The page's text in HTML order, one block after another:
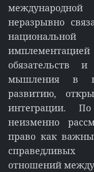
неразрывно
обязательств
мышления в
развитию,
интеграции.
неизменно
право как
отношений между